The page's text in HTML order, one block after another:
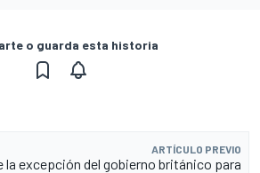
o guarda esta historia
ARTÍCULO PREVIO
la excepción del gobierno británico para